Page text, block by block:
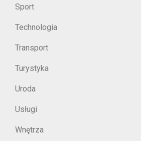
Sport
Technologia
Transport
Turystyka
Uroda
Usługi
Wnętrza